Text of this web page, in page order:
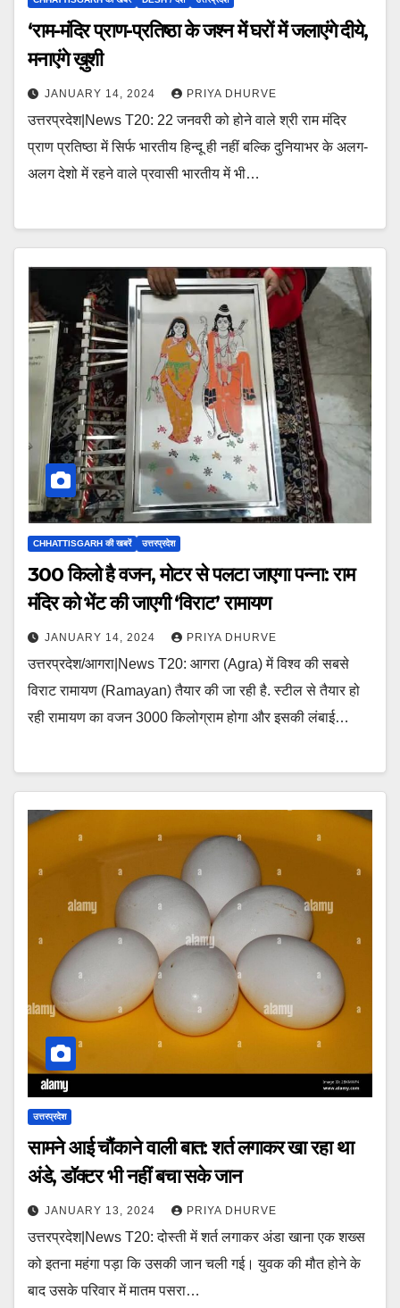
‘राम-मंदिर प्राण-प्रतिष्ठा के जश्न में घरों में जलाएंगे दीये,
मनाएंगे ख़ुशी
JANUARY 14, 2024 PRIYA DHURVE
उत्तरप्रदेश|News T20: 22 जनवरी को होने वाले श्री राम मंदिर
प्राण प्रतिष्ठा में सिर्फ भारतीय हिन्दू ही नहीं बल्कि दुनियाभर के अलग-
अलग देशो में रहने वाले प्रवासी भारतीय में भी…
CHHATTISGARH की खबरें उत्तरप्रदेश
300 किलो है वजन, मोटर से पलटा जाएगा पन्ना: राम
मंदिर को भेंट की जाएगी ‘विराट’ रामायण
JANUARY 14, 2024 PRIYA DHURVE
उत्तरप्रदेश/आगरा|News T20: आगरा (Agra) में विश्व की सबसे
विराट रामायण (Ramayan) तैयार की जा रही है. स्टील से तैयार हो
रही रामायण का वजन 3000 किलोग्राम होगा और इसकी लंबाई…
उत्तरप्रदेश
सामने आई चौंकाने वाली बात: शर्त लगाकर खा रहा था
अंडे, डॉक्टर भी नहीं बचा सके जान
JANUARY 13, 2024 PRIYA DHURVE
उत्तरप्रदेश|News T20: दोस्ती में शर्त लगाकर अंडा खाना एक शख्स
को इतना महंगा पड़ा कि उसकी जान चली गई। युवक की मौत होने के
बाद उसके परिवार में मातम पसरा…